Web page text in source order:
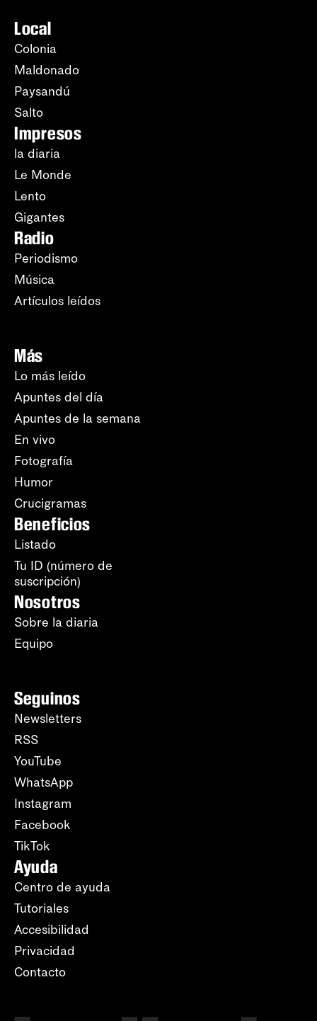
Local
Colonia
Maldonado
Paysandú
Salto
Impresos
la diaria
Le Monde
Lento
Gigantes
Radio
Periodismo
Música
Artículos leídos
Más
Lo más leído
Apuntes del día
Apuntes de la semana
En vivo
Fotografía
Humor
Crucigramas
Beneficios
Listado
Tu ID (número de
suscripción)
Nosotros
Sobre la diaria
Equipo
Seguinos
Newsletters
RSS
YouTube
WhatsApp
Instagram
Facebook
TikTok
Ayuda
Centro de ayuda
Tutoriales
Accesibilidad
Privacidad
Contacto